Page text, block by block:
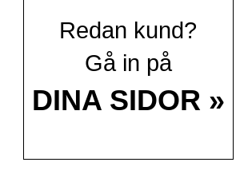
Redan kund?
Gå in på
DINA SIDOR »